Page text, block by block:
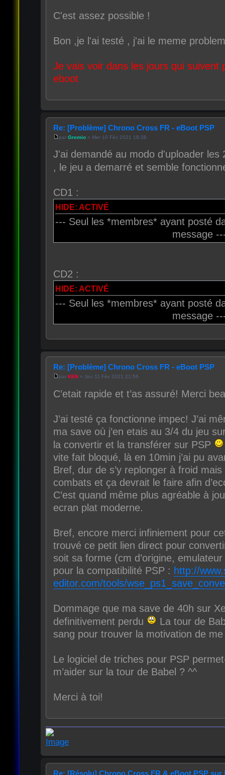
C'est assez possible !
Bon ,je l'ai testé , j'ai le meme
Je vais voir dans les jours qui suivent
eboot
Re: [Problème] Chrono Cross FR - eBoot PSP
par Gremio» Mer 10 Fév 2021 18:38
J'ai demandé au modo d'uploader les
, le jeu a demarré et semble
CD1 :
HIDE: ACTIVÉ
--- Seul les *membres* ayant posté
message
CD2 :
HIDE: ACTIVÉ
--- Seul les *membres* ayant posté
message
Re: [Problème] Chrono Cross FR - eBoot PSP
par KEN» Jeu 11 Fév 2021 21:56
C’etait rapide et t’as assuré! Merci
J’ai testé ça fonctionne impec! J’ai
ma save où j’en etais au 3/4 du jeu
la convertir et la transférer sur PSP
vite fait bloqué, là en 10min j’ai pu
Bref, dur de s’y replonger à froid
combats et ça devrait le faire afin
C’est quand même plus agréable à
ecran plat moderne.
Bref, encore merci infiniement pour
trouvé ce petit lien direct pour
soit sa forme (cm d’origine,
pour la compatibilité PSP : http://
editor.com/tools/
Dommage que ma save de 40h sur
definitivement perdu
La tour de
sang pour trouver la motivation de
Le logiciel de triches pour PSP
m’aider sur la tour de Babel ? ^^
Merci à toi!